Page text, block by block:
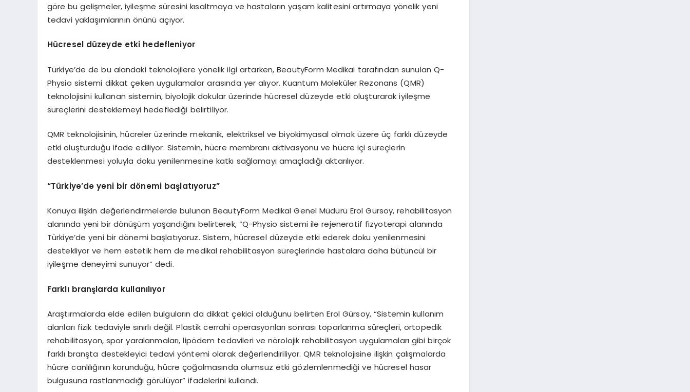
göre bu gelişmeler, iyileşme süresini kısaltmaya ve hastaların yaşam kalitesini artırmaya yönelik yeni
tedavi yaklaşımlarının önünü açıyor.
Hücresel düzeyde etki hedefleniyor
Türkiye’de de bu alandaki teknolojilere yönelik ilgi artarken, BeautyForm Medikal tarafından sunulan Q-
Physio sistemi dikkat çeken uygulamalar arasında yer alıyor. Kuantum Moleküler Rezonans (QMR)
teknolojisini kullanan sistemin, biyolojik dokular üzerinde hücresel düzeyde etki oluşturarak iyileşme
süreçlerini desteklemeyi hedeflediği belirtiliyor.
QMR teknolojisinin, hücreler üzerinde mekanik, elektriksel ve biyokimyasal olmak üzere üç farklı düzeyde
etki oluşturduğu ifade ediliyor. Sistemin, hücre membranı aktivasyonu ve hücre içi süreçlerin
desteklenmesi yoluyla doku yenilenmesine katkı sağlamayı amaçladığı aktarılıyor.
“Türkiye’de yeni bir dönemi başlatıyoruz”
Konuya ilişkin değerlendirmelerde bulunan BeautyForm Medikal Genel Müdürü Erol Gürsoy, rehabilitasyon
alanında yeni bir dönüşüm yaşandığını belirterek, “Q-Physio sistemi ile rejeneratif fizyoterapi alanında
Türkiye’de yeni bir dönemi başlatıyoruz. Sistem, hücresel düzeyde etki ederek doku yenilenmesini
destekliyor ve hem estetik hem de medikal rehabilitasyon süreçlerinde hastalara daha bütüncül bir
iyileşme deneyimi sunuyor” dedi.
Farklı branşlarda kullanılıyor
Araştırmalarda elde edilen bulguların da dikkat çekici olduğunu belirten Erol Gürsoy, “Sistemin kullanım
alanları fizik tedaviyle sınırlı değil. Plastik cerrahi operasyonları sonrası toparlanma süreçleri, ortopedik
rehabilitasyon, spor yaralanmaları, lipödem tedavileri ve nörolojik rehabilitasyon uygulamaları gibi birçok
farklı branşta destekleyici tedavi yöntemi olarak değerlendiriliyor. QMR teknolojisine ilişkin çalışmalarda
hücre canlılığının korunduğu, hücre çoğalmasında olumsuz etki gözlemlenmediği ve hücresel hasar
bulgusuna rastlanmadığı görülüyor” ifadelerini kullandı.